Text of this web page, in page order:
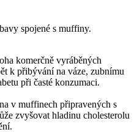
spojené s muffiny.
komerčně vyráběných
k přibývání na váze, zubnímu
při časté konzumaci.
v muffinech připravených s
zvyšovat hladinu cholesterolu